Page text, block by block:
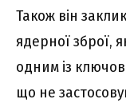
Також він
ядерної зброї,
одним із
що не